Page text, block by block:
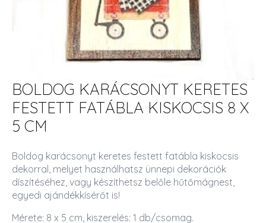
BOLDOG KARÁCSONYT KERETES
FESTETT FATÁBLA KISKOCSIS 8 X
5 CM
Boldog karácsonyt keretes festett fatábla kiskocsis
dekorral, melyet használhatsz ünnepi dekorációk
díszítéséhez, vagy készíthetsz belőle hűtőmágnest,
egyedi ajándékkísérőt is!
Mérete: 8 x 5 cm, kiszerelés: 1 db/csomag.